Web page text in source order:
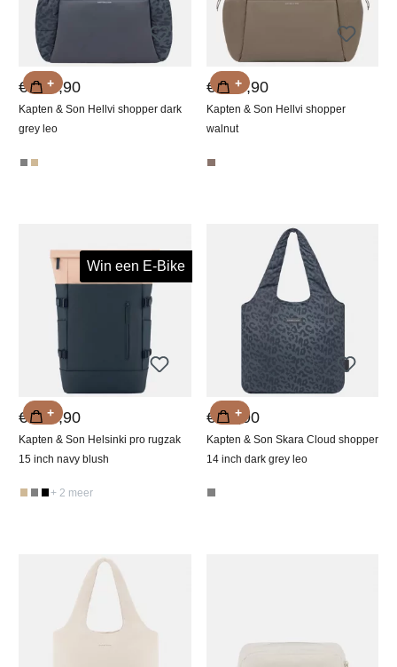
€ 129,90
Kapten & Son Hellvi shopper dark
grey leo
+ € 119,90
Kapten & Son Hellvi shopper
walnut
+
Win een E-Bike
€ 159,90
Kapten & Son Helsinki pro rugzak
15 inch navy blush
+
+ 2 meer
€ 99,90
Kapten & Son Skara Cloud shopper
14 inch dark grey leo
+